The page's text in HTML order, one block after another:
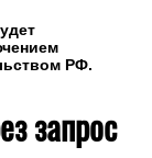
РФ.
запрос